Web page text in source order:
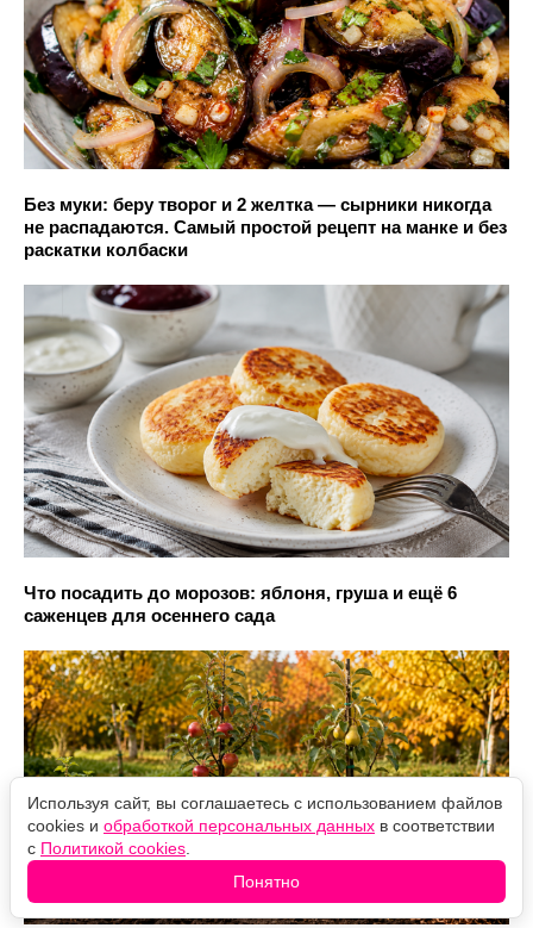
Без муки: беру творог и 2 желтка — сырники никогда
не распадаются. Самый простой рецепт на манке и без
раскатки колбаски
Что посадить до морозов: яблоня, груша и ещё 6
саженцев для осеннего сада
Используя сайт, вы соглашаетесь с использованием файлов
cookies и обработкой персональных данных в соответствии
с Политикой cookies
Понятно